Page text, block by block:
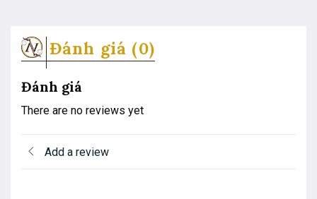
Đánh giá (0)
Đánh giá
There are no reviews yet
Add a review